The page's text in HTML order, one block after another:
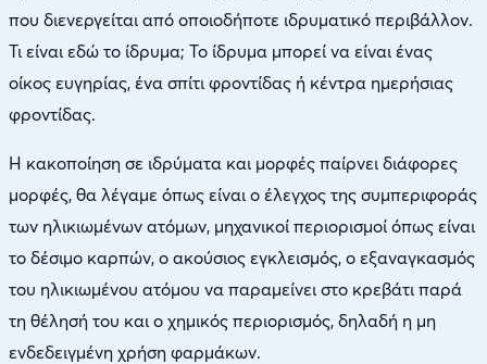
που διενεργείται από οποιοδήποτε ιδρυματικό περιβάλλον.
Τι είναι εδώ το ίδρυμα; Το ίδρυμα μπορεί να είναι ένας
οίκος ευγηρίας, ένα σπίτι φροντίδας ή κέντρα ημερήσιας
φροντίδας.
Η κακοποίηση σε ιδρύματα και μορφές παίρνει διάφορες
μορφές, θα λέγαμε όπως είναι ο έλεγχος της συμπεριφοράς
των ηλικιωμένων ατόμων, μηχανικοί περιορισμοί όπως είναι
το δέσιμο καρπών, ο ακούσιος εγκλεισμός, ο εξαναγκασμός
του ηλικιωμένου ατόμου να παραμείνει στο κρεβάτι παρά
τη θέλησή του και ο χημικός περιορισμός, δηλαδή η μη
ενδεδειγμένη χρήση φαρμάκων.